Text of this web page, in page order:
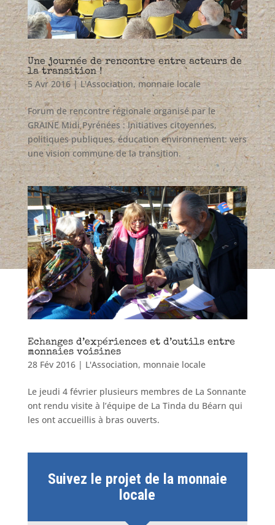
Une journée de rencontre entre acteurs de
la transition !
5 Avr 2016|L'Association,monnaie locale
Forum de rencontre régionale organisé par le
GRAINE Midi Pyrénées : Initiatives citoyennes,
politiques publiques, éducation environnement: vers
une vision commune de la transition.
Echanges d’expériences et d’outils entre
monnaies voisines
28 Fév 2016| L'Association, monnaie locale
Le jeudi 4 février plusieurs membres de La Sonnante
ont rendu visite à l’équipe de La Tinda du Béarn qui
les ont accueillis à bras ouverts.
Suivez le projet de la monnaie
locale